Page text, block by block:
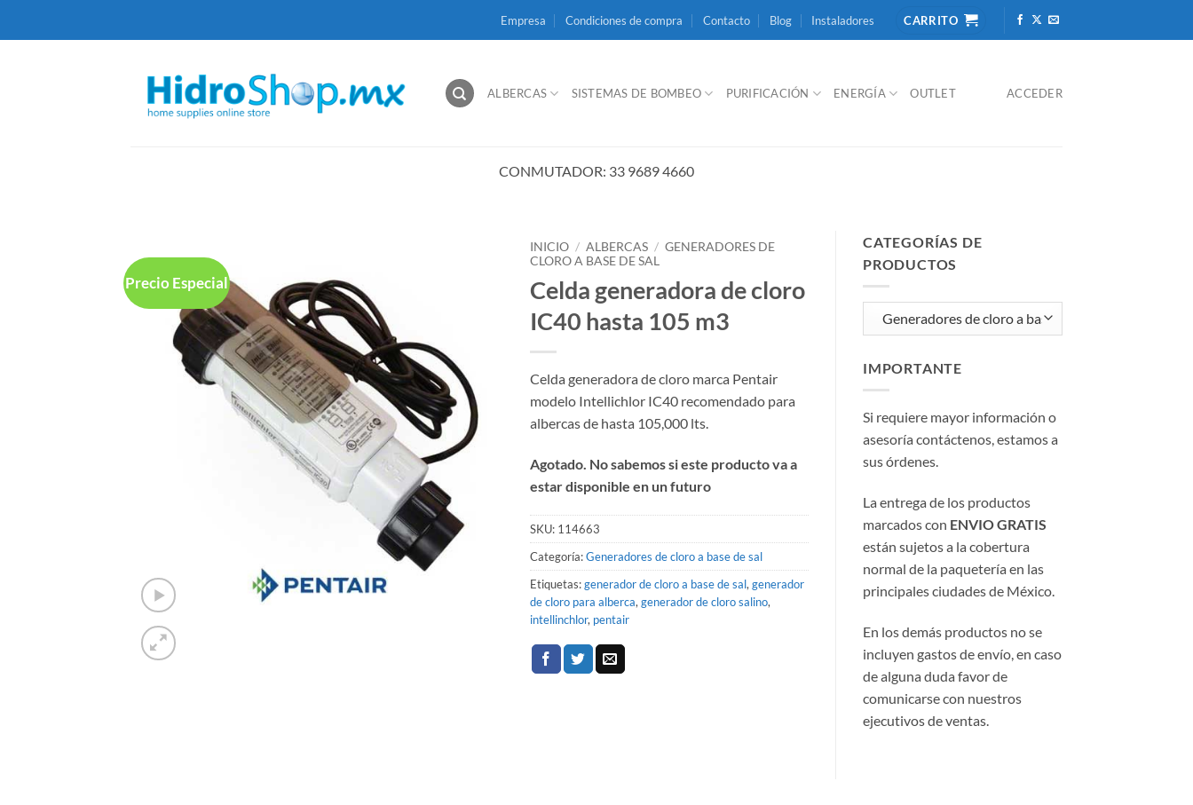
Empresa Condiciones de compra Contacto Blog Instaladores CARRITO
ALBERCAS SISTEMAS DE BOMBEO PURIFICACIÓN ENERGÍA OUTLET ACCEDER
CONMUTADOR: 33 9689 4660
Precio Especial
INICIO / ALBERCAS / GENERADORES DE
CLORO A BASE DE SAL
Celda generadora de cloro
IC40 hasta 105 m3
Celda generadora de cloro marca Pentair
modelo Intellichlor IC40 recomendado para
albercas de hasta 105,000 lts.
Agotado. No sabemos si este producto va a
estar disponible en un futuro
SKU: 114663
Categoría:Generadores de cloro a base de sal
Etiquetas:generador de cloro a base de sal,generador
de cloro para alberca,generador de cloro salino,
intellinchlor, pentair
CATEGORÍAS DE
PRODUCTOS
IMPORTANTE
Si requiere mayor información o
asesoría contáctenos, estamos a
sus órdenes.
La entrega de los productos
marcados con ENVIO GRATIS
están sujetos a la cobertura
normal de la paquetería en las
principales ciudades de México.
En los demás productos no se
incluyen gastos de envío, en caso
de alguna duda favor de
comunicarse con nuestros
ejecutivos de ventas.